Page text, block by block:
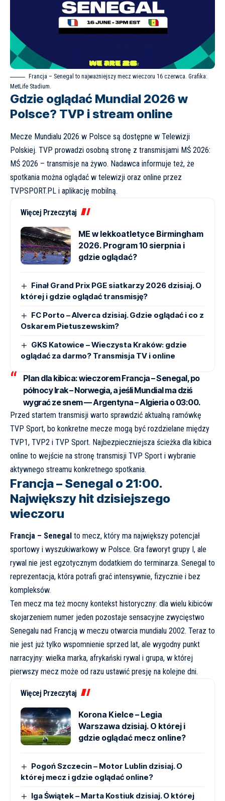
Francja – Senegal to najważniejszy mecz wieczoru 16 czerwca. Grafika:
MetLife Stadium.
Gdzie oglądać Mundial 2026 w
Polsce? TVP i stream online
Mecze Mundialu 2026 w Polsce są dostępne w Telewizji
Polskiej. TVP prowadzi osobną stronę z transmisjami MŚ 2026:
MŚ 2026 – transmisje na żywo. Nadawca informuje też, że
spotkania można oglądać w telewizji oraz online przez
TVPSPORT.PL i aplikację mobilną.
Więcej Przeczytaj
ME w lekkoatletyce Birmingham
2026. Program 10 sierpnia i
gdzie oglądać?
Finał Grand Prix PGE siatkarzy 2026 dzisiaj. O
której i gdzie oglądać transmisję?
FC Porto – Alverca dzisiaj. Gdzie oglądać i co z
Oskarem Pietuszewskim?
GKS Katowice – Wieczysta Kraków: gdzie
oglądać za darmo? Transmisja TV i online
Plan dla kibica:wieczorem Francja – Senegal, po
północy Irak – Norwegia, a jeśli Mundial ma dziś
wygrać ze snem — Argentyna – Algieria o 03:00.
Przed startem transmisji warto sprawdzić aktualną ramówkę
TVP Sport, bo konkretne mecze mogą być rozdzielane między
TVP1, TVP2 i TVP Sport. Najbezpieczniejsza ścieżka dla kibica
online to wejście na stronę transmisji TVP Sport i wybranie
aktywnego streamu konkretnego spotkania.
Francja – Senegal o 21:00.
Największy hit dzisiejszego
wieczoru
Francja – Senegal to mecz, który ma największy potencjał
sportowy i wyszukiwarkowy w Polsce. Gra faworyt grupy I, ale
rywal nie jest egzotycznym dodatkiem do terminarza. Senegal to
reprezentacja, która potrafi grać intensywnie, fizycznie i bez
kompleksów.
Ten mecz ma też mocny kontekst historyczny: dla wielu kibiców
skojarzeniem numer jeden pozostaje sensacyjne zwycięstwo
Senegalu nad Francją w meczu otwarcia mundialu 2002. Teraz to
nie jest już tylko wspomnienie sprzed lat, ale wygodny punkt
narracyjny: wielka marka, afrykański rywal i grupa, w której
pierwszy mecz może od razu ustawić presję na kolejne dni.
Więcej Przeczytaj
Korona Kielce – Legia
Warszawa dzisiaj. O której i
gdzie oglądać mecz online?
Pogoń Szczecin – Motor Lublin dzisiaj. O
której mecz i gdzie oglądać online?
Iga Świątek – Marta Kostiuk dzisiaj. O której